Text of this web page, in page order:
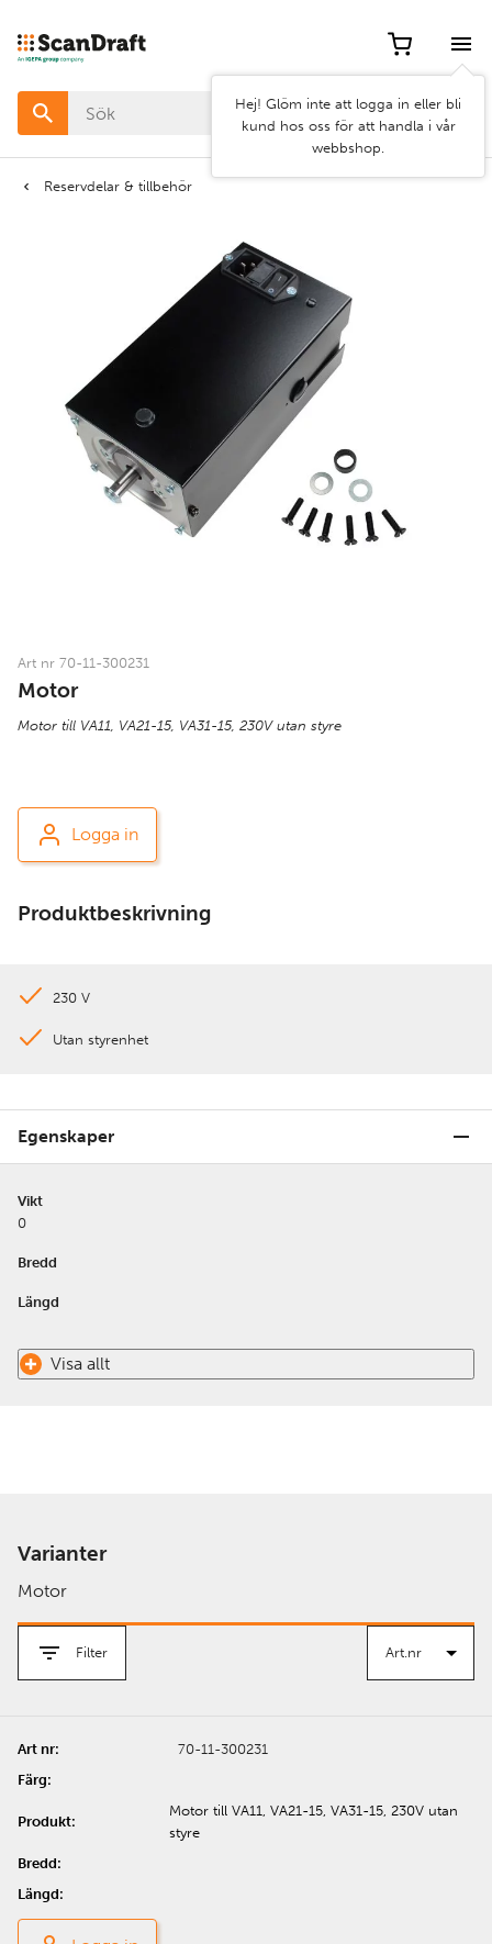
Hej! Glöm inte att logga in eller bli
kund hos oss för att handla i vår
webbshop.
Reservdelar & tillbehör
Art nr 70-11-300231
Motor
Motor till VA11, VA21-15, VA31-15, 230V utan styre
Logga in
Produktbeskrivning
230 V
Utan styrenhet
Egenskaper
Vikt
0
Bredd
Längd
Visa allt
Varianter
Motor
Filter
Filter
Färg
70-11-300231
Motor till VA11, VA21-15, VA31-15, 230V utan
styre